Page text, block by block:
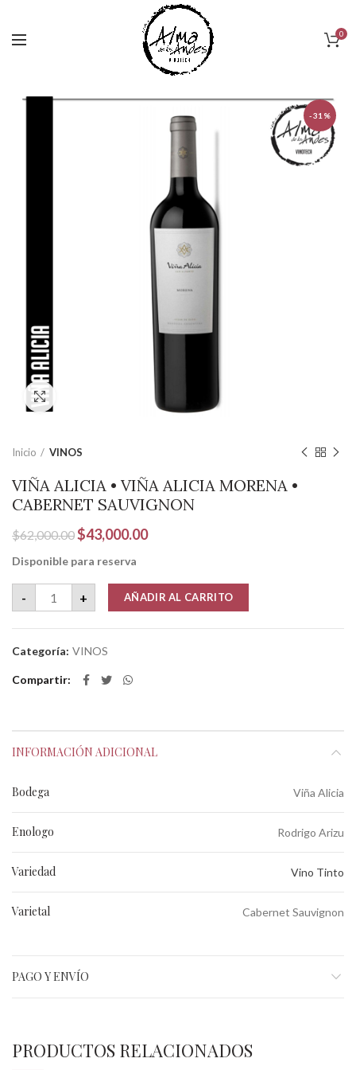
0
-31%
Inicio VINOS
VIÑA ALICIA • VIÑA ALICIA MORENA •
CABERNET SAUVIGNON
$62,000.00 El
original
era:
$62,000.00.
$43,000.00El
es:
$43,000.00.
Disponible para reserva
-
VIÑA ALICIA • VIÑA ALICIA MORENA • CABERNET
+ AÑADIR AL CARRITO
Categoría: VINOS
Compartir
INFORMACIÓN ADICIONAL
Bodega Viña Alicia
Enologo Rodrigo Arizu
Variedad Vino Tinto
Varietal Cabernet Sauvignon
PAGO Y ENVÍO
PRODUCTOS RELACIONADOS